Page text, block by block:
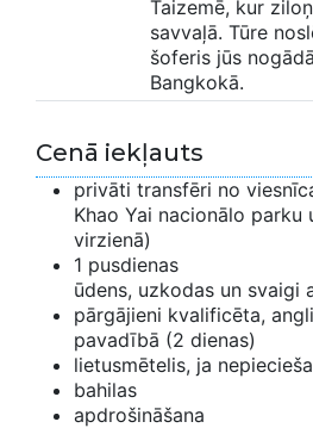
Taizemē, kur
savvaļā. Tūre
šoferis jūs
Bangkokā.
Cenā iekļauts
privāti transfēri no
Khao Yai nacionālo parku
virzienā)
1 pusdienas
ūdens, uzkodas un svaigi
pārgājieni kvalificēta,
pavadībā (2 dienas)
lietusmētelis, ja
bahilas
apdrošināšana